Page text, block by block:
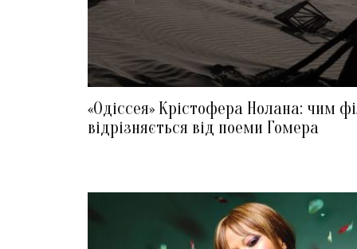
«Одіссея» Крістофера Нолана: чим
відрізняється від поеми Гомера